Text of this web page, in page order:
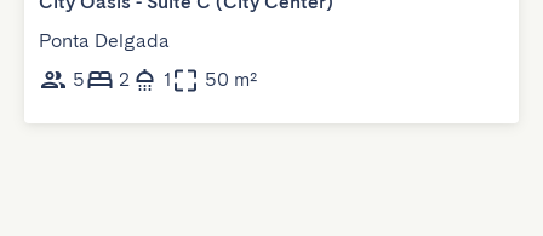
Ponta Delgada
5
2 1 50 m²